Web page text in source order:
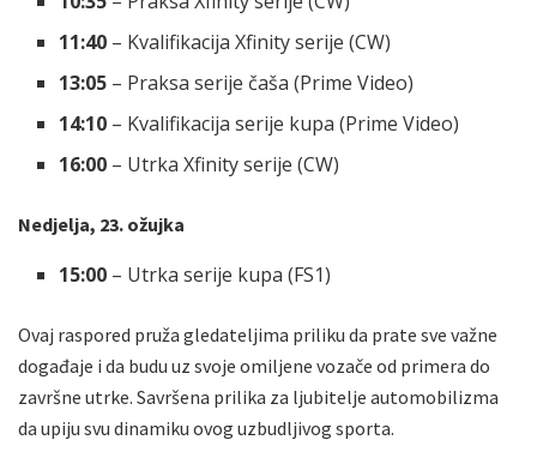
11:40 – Kvalifikacija Xfinity serije (CW)
13:05 – Praksa serije čaša (Prime Video)
14:10 – Kvalifikacija serije kupa (Prime Video)
16:00 – Utrka Xfinity serije (CW)
Nedjelja, 23. ožujka
15:00 – Utrka serije kupa (FS1)
Ovaj raspored pruža gledateljima priliku da prate sve važne
događaje i da budu uz svoje omiljene vozače od primera do
završne utrke. Savršena prilika za ljubitelje automobilizma
da upiju svu dinamiku ovog uzbudljivog sporta.